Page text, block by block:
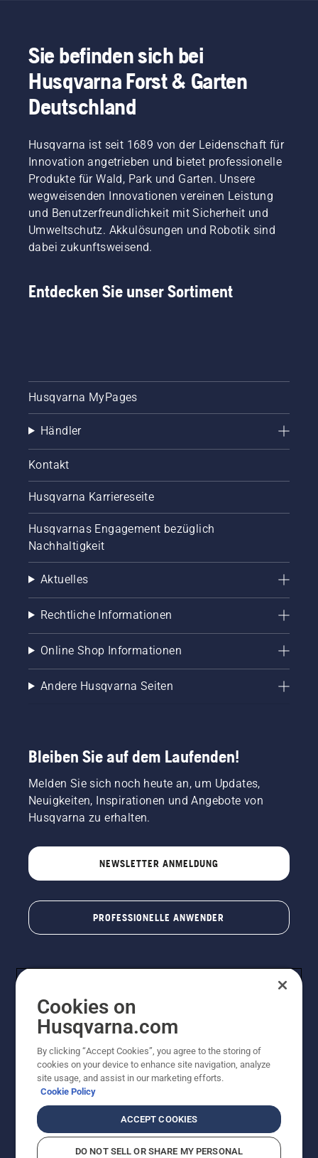
Sie befinden sich bei
Husqvarna Forst & Garten
Deutschland
Husqvarna ist seit 1689 von der Leidenschaft für
Innovation angetrieben und bietet professionelle
Produkte für Wald, Park und Garten. Unsere
wegweisenden Innovationen vereinen Leistung
und Benutzerfreundlichkeit mit Sicherheit und
Umweltschutz. Akkulösungen und Robotik sind
dabei zukunftsweisend.
Entdecken Sie unser Sortiment
Husqvarna MyPages
Händler
Kontakt
Husqvarna Karriereseite
Husqvarnas Engagement bezüglich
Nachhaltigkeit
Aktuelles
Rechtliche Informationen
Online Shop Informationen
Andere Husqvarna Seiten
Bleiben Sie auf dem Laufenden!
Melden Sie sich noch heute an, um Updates,
Neuigkeiten, Inspirationen und Angebote von
Husqvarna zu erhalten.
NEWSLETTER ANMELDUNG
PROFESSIONELLE ANWENDER
© Husqvarna AB (publ). Alle Rechte vorbehalten. Bei
den Preisangaben handelt es sich um unverbindliche
Preisempfehlungen in Euro inkl. der gesetzlichen
Preisempfehlungen (inkl. MwSt), es sei denn sie sind für
den direkten Kauf verfügbar.
Cookie-RichtlinieNutzungsbedingungen Datenschutzerklärung
Cookies on
Husqvarna.com
By clicking “Accept Cookies”, you agree to the storing of
cookies on your device to enhance site navigation, analyze
site usage, and assist in our marketing efforts.
Cookie Policy
ACCEPT COOKIES
DO NOT SELL OR SHARE MY PERSONAL